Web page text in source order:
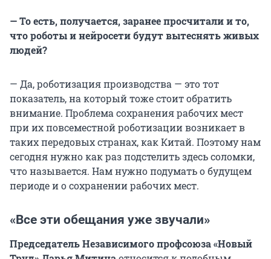
— То есть, получается, заранее просчитали и то,
что роботы и нейросети будут вытеснять живых
людей?
— Да, роботизация производства — это тот
показатель, на который тоже стоит обратить
внимание. Проблема сохранения рабочих мест
при их повсеместной роботизации возникает в
таких передовых странах, как Китай. Поэтому нам
сегодня нужно как раз подстелить здесь соломки,
что называется. Нам нужно подумать о будущем
периоде и о сохранении рабочих мест.
«Все эти обещания уже звучали»
Председатель Независимого профсоюза «Новый